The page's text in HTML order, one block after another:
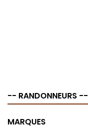
-- RANDONNEURS --
MARQUES